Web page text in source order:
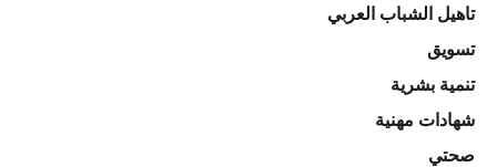
تاهيل الشباب العربي
تسويق
تنمية بشرية
شهادات مهنية
صحتي